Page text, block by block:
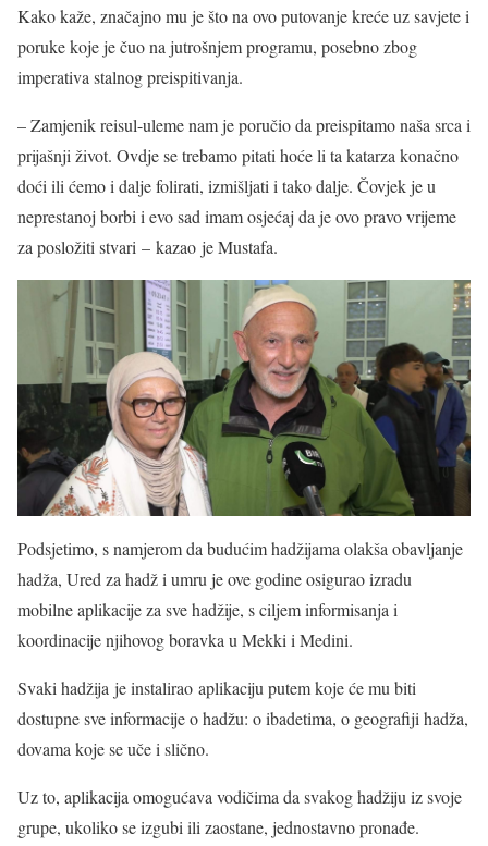
Kako kaže, značajno mu je što na ovo putovanje kreće uz savjete i
poruke koje je čuo na jutrošnjem programu, posebno zbog
imperativa stalnog preispitivanja.
– Zamjenik reisul-uleme nam je poručio da preispitamo naša srca i
prijašnji život. Ovdje se trebamo pitati hoće li ta katarza konačno
doći ili ćemo i dalje folirati, izmišljati i tako dalje. Čovjek je u
neprestanoj borbi i evo sad imam osjećaj da je ovo pravo vrijeme
za posložiti stvari – kazao je Mustafa.
Podsjetimo, s namjerom da budućim hadžijama olakša obavljanje
hadža, Ured za hadž i umru je ove godine osigurao izradu
mobilne aplikacije za sve hadžije, s ciljem informisanja i
koordinacije njihovog boravka u Mekki i Medini.
Svaki hadžija je instalirao aplikaciju putem koje će mu biti
dostupne sve informacije o hadžu: o ibadetima, o geografiji hadža,
dovama koje se uče i slično.
Uz to, aplikacija omogućava vodičima da svakog hadžiju iz svoje
grupe, ukoliko se izgubi ili zaostane, jednostavno pronađe.